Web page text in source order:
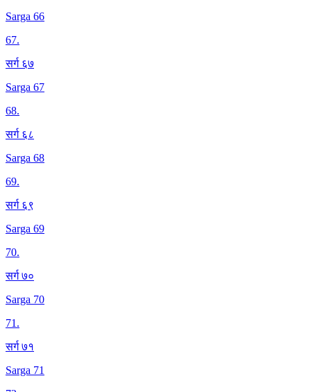
Sarga 66
67.
सर्ग ६७
Sarga 67
68.
सर्ग ६८
Sarga 68
69.
सर्ग ६९
Sarga 69
70.
सर्ग ७०
Sarga 70
71.
सर्ग ७१
Sarga 71